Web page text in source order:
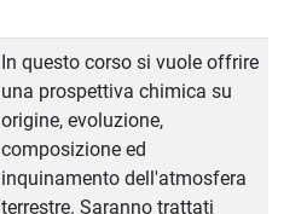
In questo corso si vuole offrire
una prospettiva chimica su
origine, evoluzione,
composizione ed
inquinamento dell'atmosfera
terrestre. Saranno trattati